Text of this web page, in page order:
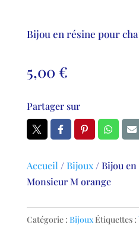
Bijou en résine pour
5,00 €
Partager sur
Accueil /Bijoux/Bijou
Monsieur M orange
Catégorie : Bijoux Étiquettes :